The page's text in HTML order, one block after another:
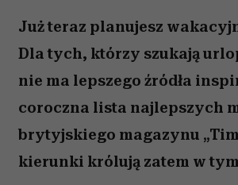
Już teraz planujesz
Dla tych, którzy szukają
nie ma lepszego źródła
coroczna lista najlepszych
brytyjskiego magazynu
kierunki królują zatem w